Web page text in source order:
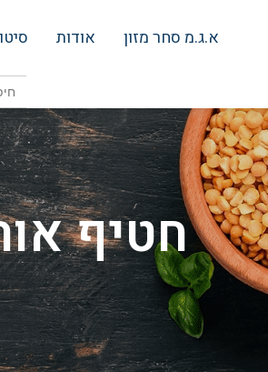
א.ג.מ סחר מזון אודות
for:
חטיף